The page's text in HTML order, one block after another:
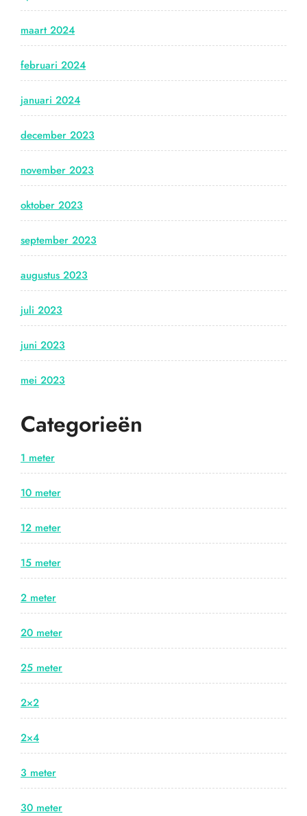
maart 2024
februari 2024
januari 2024
december 2023
november 2023
oktober 2023
september 2023
augustus 2023
juli 2023
juni 2023
mei 2023
Categorieën
1 meter
10 meter
12 meter
15 meter
2 meter
20 meter
25 meter
2×2
2×4
3 meter
30 meter